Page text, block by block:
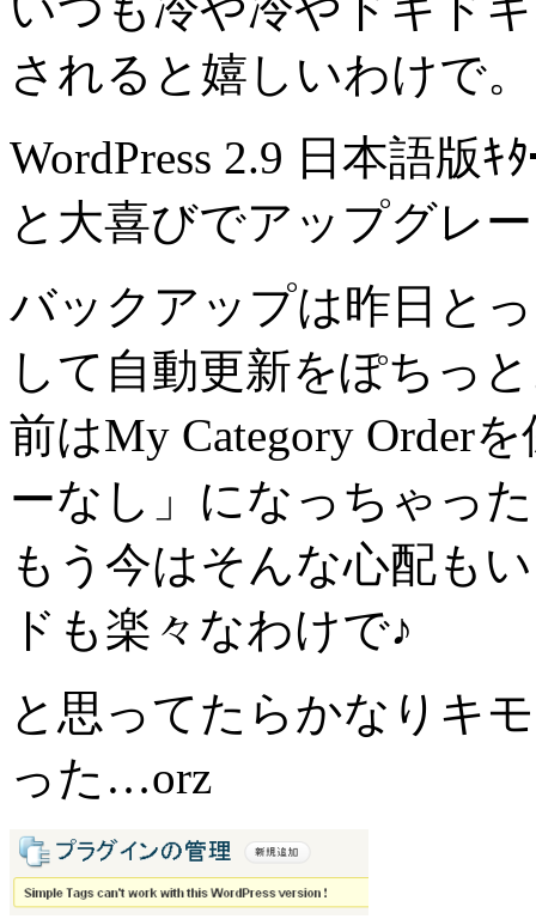
されると嬉しいわけで。
WordPress 2.9 日本語
と大喜びでアップグレ
バックアップは昨日と
して自動更新をぽちっ
前はMy Category Order
ーなし」になっちゃっ
もう今はそんな心配も
ドも楽々なわけで♪
と思ってたらかなりキ
った…orz